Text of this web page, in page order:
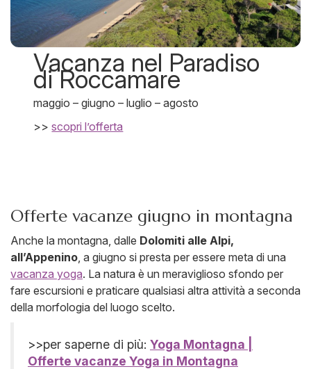
Vacanza nel Paradiso
di Roccamare
maggio – giugno – luglio – agosto
>>scopri l’offerta
Offerte vacanze giugno in montagna
Anche la montagna, dalle Dolomiti alle Alpi,
all’Appenino , a giugno si presta per essere meta di una
vacanza yoga. La natura è un meraviglioso sfondo per
fare escursioni e praticare qualsiasi altra attività a seconda
della morfologia del luogo scelto.
>>per saperne di più: Yoga Montagna |
Offerte vacanze Yoga in Montagna